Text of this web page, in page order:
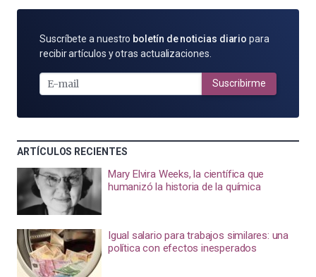
SUSCRÍBETE
POR
MAIL
Suscríbete a nuestro boletín de noticias diario para
recibir artículos y otras actualizaciones.
Suscribirme
ARTÍCULOS RECIENTES
Mary Elvira Weeks, la científica que
humanizó la historia de la química
Igual salario para trabajos similares: una
política con efectos inesperados